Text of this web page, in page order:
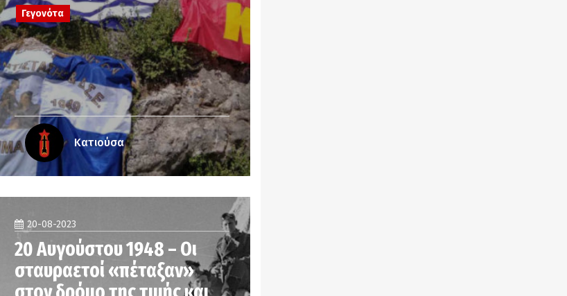
Γεγονότα
Κατιούσα
20-08-2023
20 Αυγούστου 1948 – Οι
σταυραετοί «πέταξαν»